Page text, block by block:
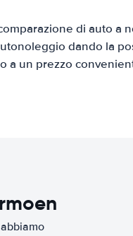
di auto a
dando la
a un prezzo